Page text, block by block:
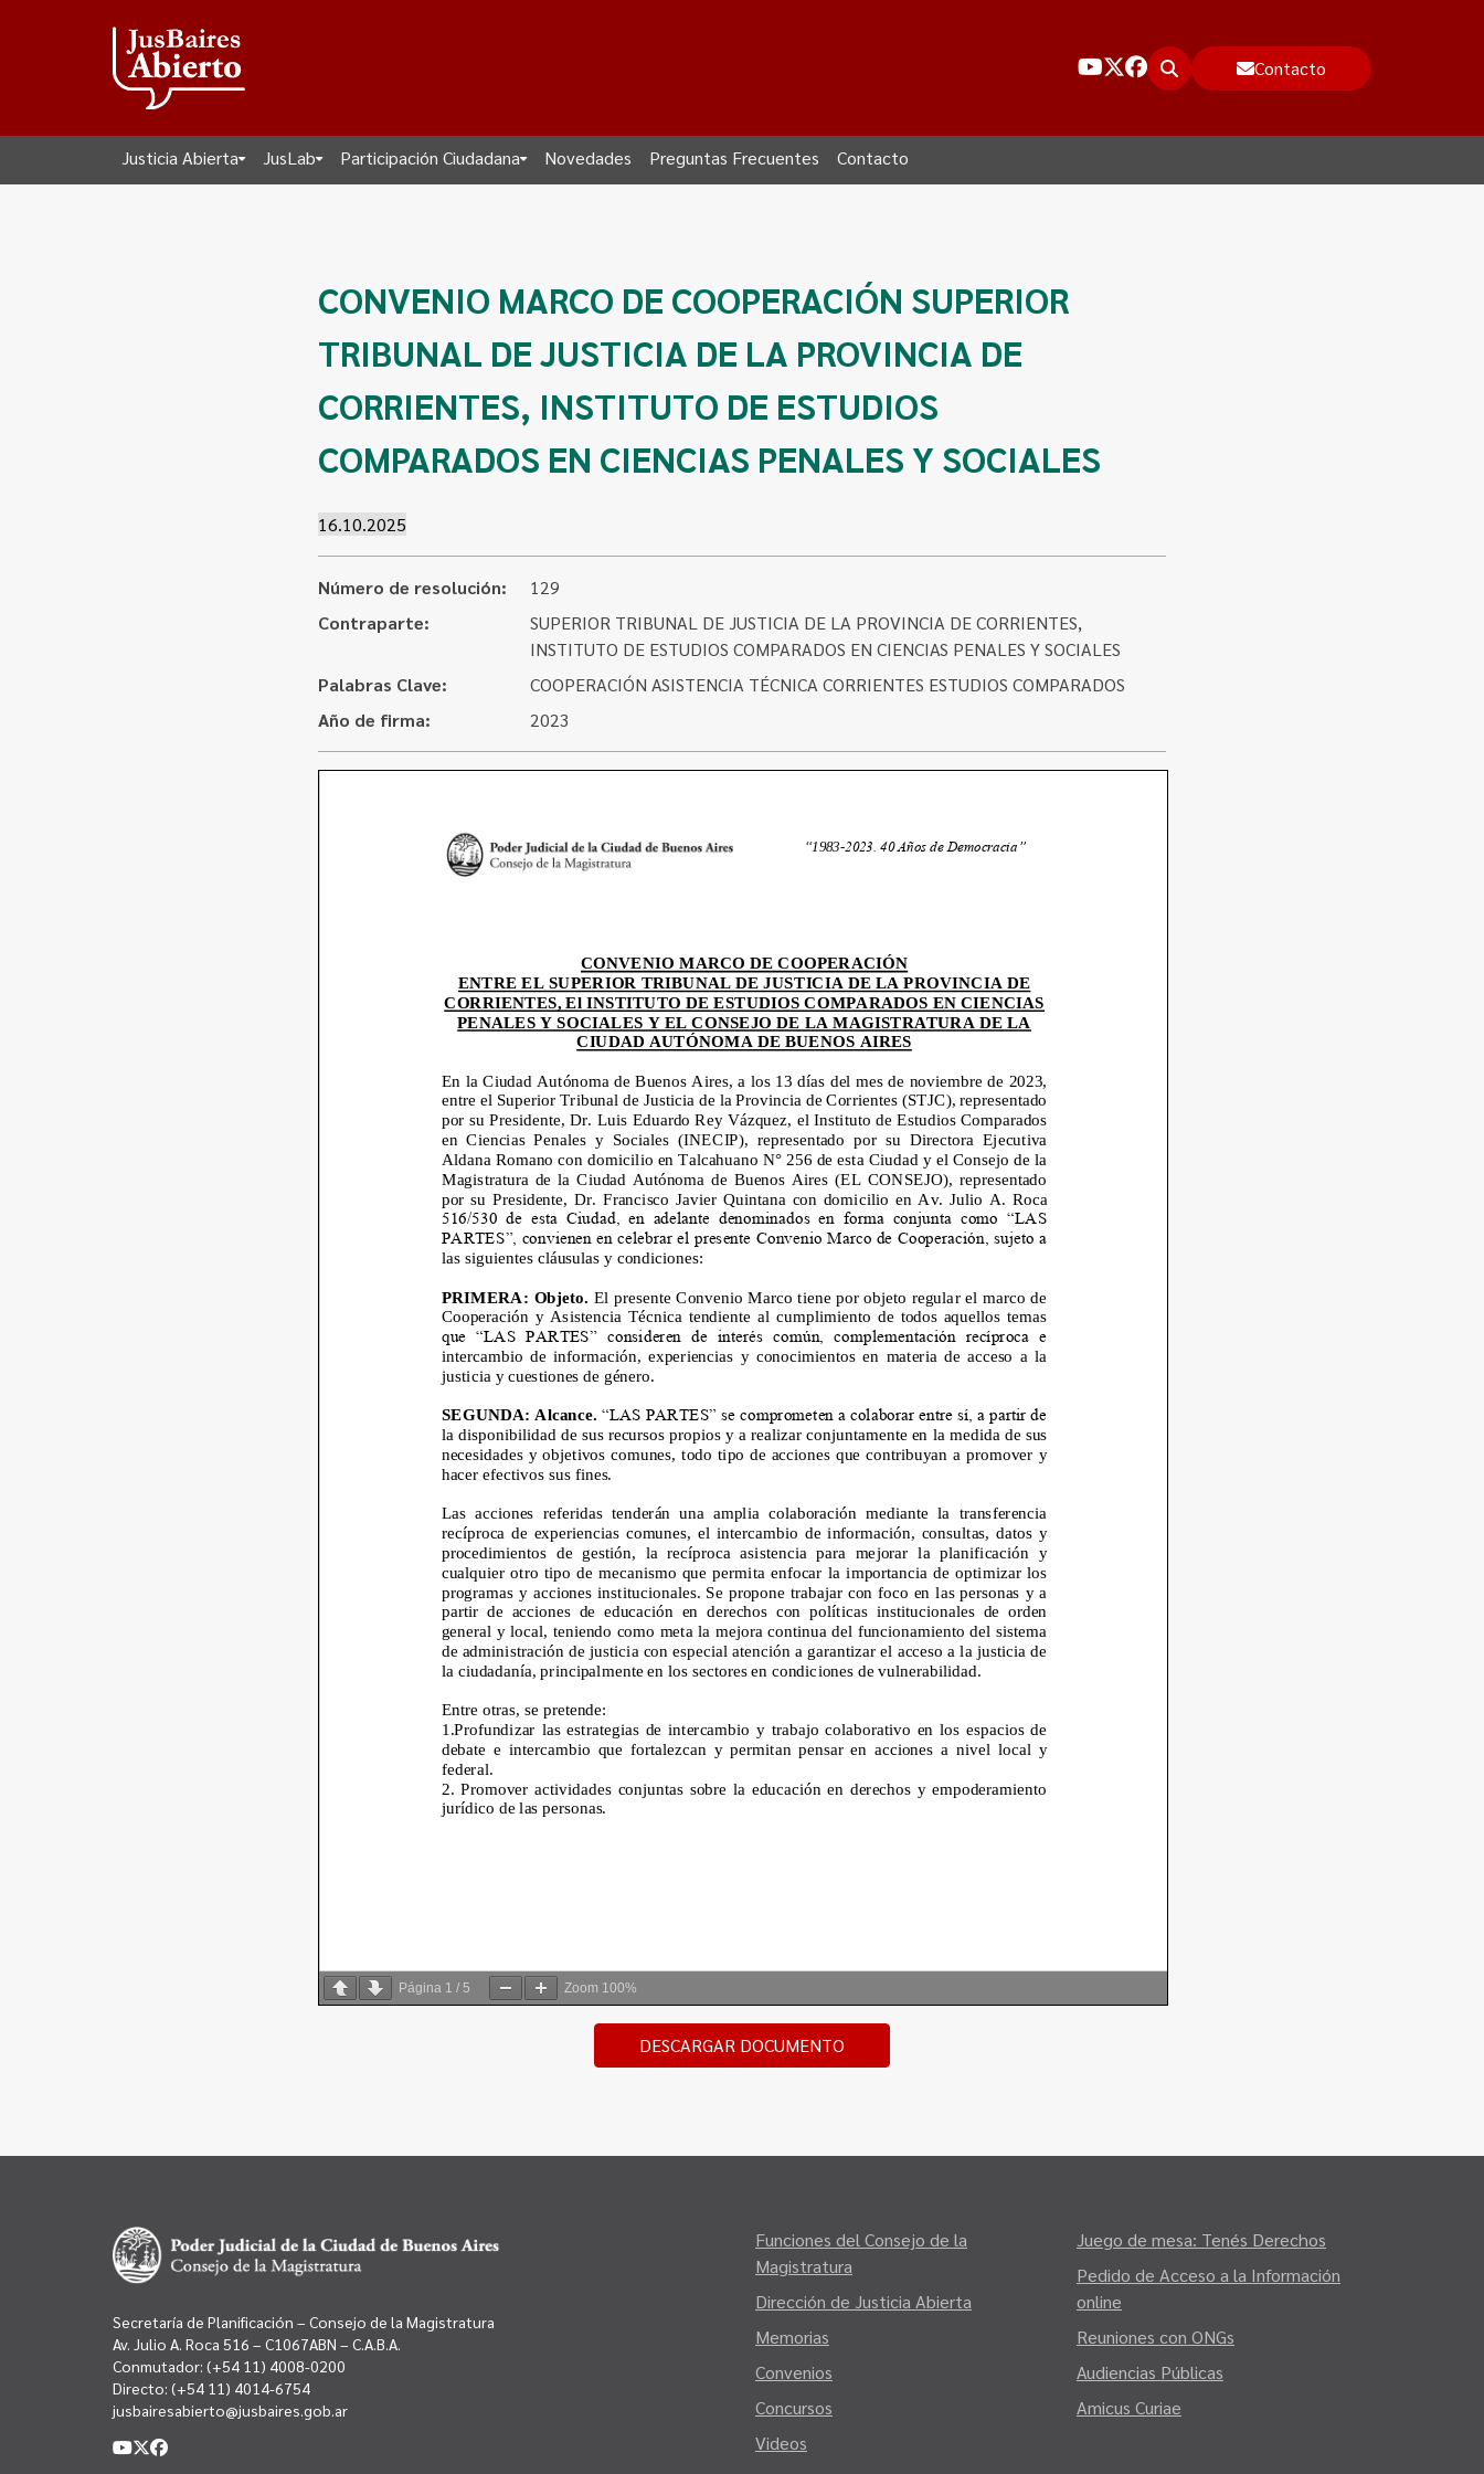
Contacto
Justicia Abierta JusLab Participación Ciudadana Novedades Preguntas Frecuentes Contacto
CONVENIO MARCO DE COOPERACIÓN SUPERIOR
TRIBUNAL DE JUSTICIA DE LA PROVINCIA DE
CORRIENTES, INSTITUTO DE ESTUDIOS
COMPARADOS EN CIENCIAS PENALES Y SOCIALES
16.10.2025
Número de resolución:
129
Contraparte:
SUPERIOR TRIBUNAL DE JUSTICIA DE LA PROVINCIA DE CORRIENTES,
INSTITUTO DE ESTUDIOS COMPARADOS EN CIENCIAS PENALES Y SOCIALES
Palabras Clave:
COOPERACIÓN ASISTENCIA TÉCNICA CORRIENTES ESTUDIOS COMPARADOS
Año de firma:
2023
Página 1 / 5 Zoom 100%
DESCARGAR DOCUMENTO
Secretaría de Planificación – Consejo de la Magistratura
Av. Julio A. Roca 516 – C1067ABN – C.A.B.A.
Conmutador: (+54 11) 4008-0200
Directo: (+54 11) 4014-6754
jusbairesabierto@jusbaires.gob.ar
Funciones del Consejo de la
Magistratura
Dirección de Justicia Abierta
Memorias
Convenios
Concursos
Videos
Juego de mesa: Tenés Derechos
Pedido de Acceso a la Información
online
Reuniones con ONGs
Audiencias Públicas
Amicus Curiae